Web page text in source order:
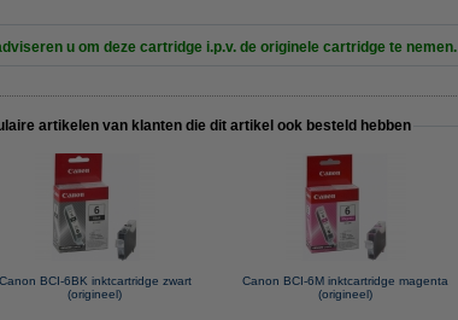
u om deze cartridge i.p.v. de originele cartridge te nemen.
artikelen van klanten die dit artikel ook besteld hebben
Canon BCI-6BK inktcartridge zwart
(origineel)
Canon BCI-6M inktcartridge magenta
(origineel)